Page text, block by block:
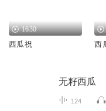
1630
西瓜祝 西
无籽西瓜
124